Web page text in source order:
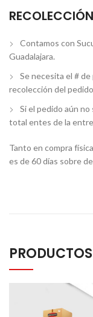
Contamos con
Guadalajara.
Se necesita el #
recolección del
Si el pedido aún
total entes de la
Tanto en compra
es de 60 días sobre